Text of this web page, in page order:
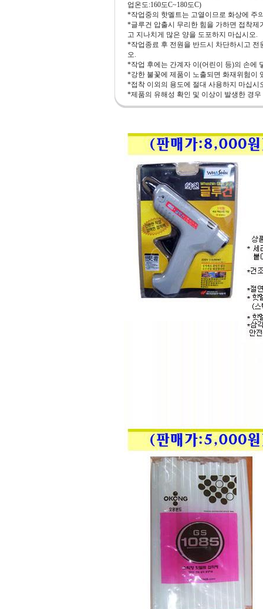
업온도:160도C~180도C)
*작업중의 핫멜트는 고열이므로 화상에 주
*글루건 압출시 무리한 힘을 가하면 접착
고 지나치게 많은 양을 도포하지 마십시오.
*작업종료 후 전원을 반드시 차단하시고
오.
*작업 후에는 간계자 이(어린이 등)의 손에
*강한 불꽃에 제품이 노출되면 화재위험이
*접착 이외의 용도에 절대 사용하지 마십시
*제품의 유해성 확인 및 이상이 발생한 경